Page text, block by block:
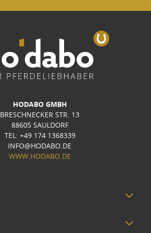
HODABO GMBH
BRESCHNECKER STR. 13
88605 SAULDORF
TEL: +49 174 1368339
INFO@HODABO.DE
WWW.HODABO.DE